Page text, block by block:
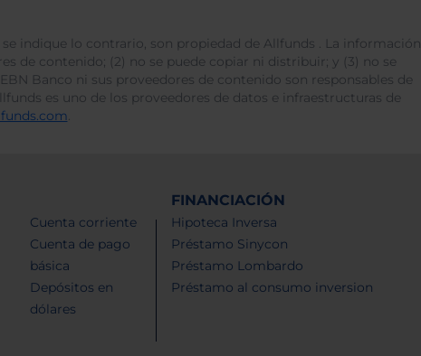
indique lo contrario, son propiedad de Allfunds . La información
de contenido; (2) no se puede copiar ni distribuir; y (3) no se
Banco ni sus proveedores de contenido son responsables de
es uno de los proveedores de datos e infraestructuras de
.
Cuenta corriente
Cuenta de pago
básica
Depósitos en
dólares
FINANCIACIÓN
Hipoteca Inversa
Préstamo Sinycon
Préstamo Lombardo
Préstamo al consumo inversion